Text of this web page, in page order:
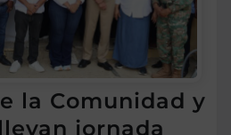
la Comunidad y
jornada